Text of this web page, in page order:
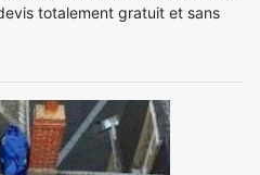
totalement gratuit et sans